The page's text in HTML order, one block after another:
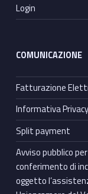
Login
COMUNICAZIONE
Fatturazione
Informativa
Split payment
Avviso pubblico
conferimento di
oggetto